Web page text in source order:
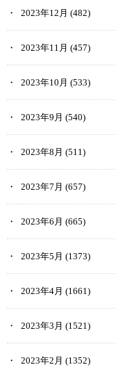
2023年12月 (482)
2023年11月 (457)
2023年10月 (533)
2023年9月 (540)
2023年8月 (511)
2023年7月 (657)
2023年6月 (665)
2023年5月 (1373)
2023年4月 (1661)
2023年3月 (1521)
2023年2月 (1352)